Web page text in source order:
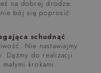
na dobrej drodze.
bój się poprosić
schudnąć
Nie nastawiajmy
Dążmy do realizacji
krokami.